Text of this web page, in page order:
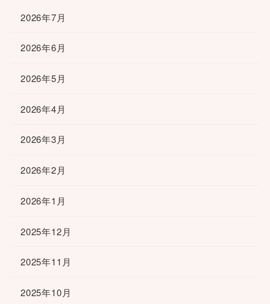
2026年7月
2026年6月
2026年5月
2026年4月
2026年3月
2026年2月
2026年1月
2025年12月
2025年11月
2025年10月